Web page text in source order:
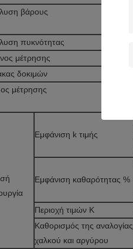
βάρους
πυκνότητας
μέτρησης
δοκιμών
μέτρησης
Εμφάνιση k τιμής
Εμφάνιση καθαρότητας %
Περιοχή τιμών K
Καθορισμός της αναλογίας
χαλκού και αργύρου